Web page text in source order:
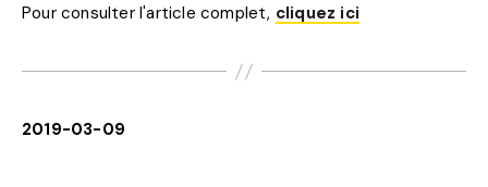
Pour consulter l'article complet, cliquez ici
2019-03-09